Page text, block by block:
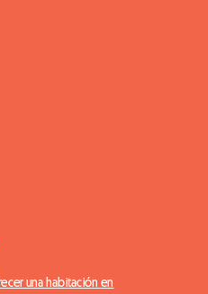
una habitación en